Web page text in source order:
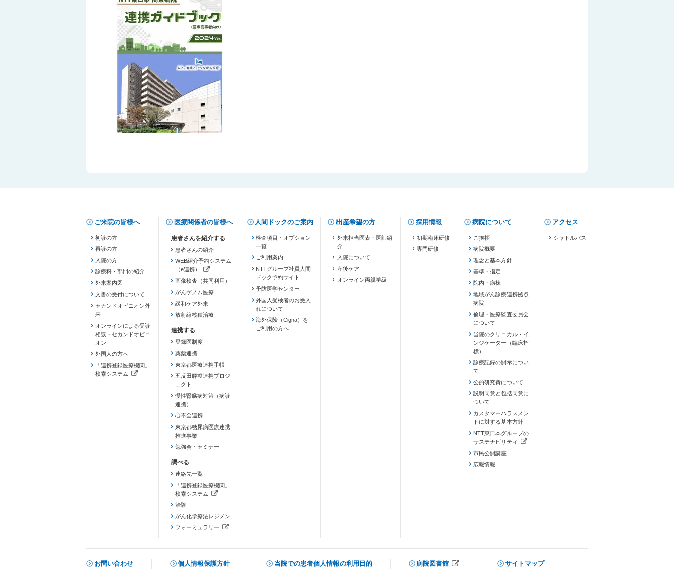
ご来院の皆様へ
初診の方
再診の方
入院の方
診療科・部門の紹介
外来案内図
文書の受付について
セカンドオピニオン外
来
オンラインによる受診
相談・セカンドオピニ
オン
外国人の方へ
「連携登録医療機関」
検索システム
医療関係者の皆様へ
患者さんの紹介
WEB紹介予約システム
（e連携）
（新しいタブで開きます）
画像検査（共同利用）
がんゲノム医療
緩和ケア外来
放射線核種治療
登録医制度
薬薬連携
東京都医療連携手帳
五反田膵癌連携プロジ
ェクト
慢性腎臓病対策（病診
連携）
心不全連携
東京都糖尿病医療連携
推進事業
勉強会・セミナー
連絡先一覧
「連携登録医療機関」
検索システム
（新しいタブで開きます）
治験
がん化学療法レジメン
フォーミュラリー
人間ドックのご案内
検査項目・オプション
一覧
ご利用案内
NTTグループ社員人間
ドック予約サイト
予防医学センター
外国人受検者のお受入
れについて
海外保険（Cigna）を
ご利用の方へ
出産希望の方
外来担当医表・医師紹
介
入院について
産後ケア
オンライン両親学級
採用情報
初期臨床研修
専門研修
病院について
ご挨拶
病院概要
理念と基本方針
基準・指定
院内・病棟
地域がん診療連携拠点
病院
倫理・医療監査委員会
について
当院のクリニカル・イ
ンジケーター（臨床指
標）
診療記録の開示につい
て
公的研究費について
説明同意と包括同意に
ついて
カスタマーハラスメン
トに対する基本方針
NTT東日本グループの
サステナビリティ
（新しいタブで開きます）
市民公開講座
広報情報
アクセス
シャトルバス
お問い合わせ 個人情報保護方針 当院での患者個人情報の利用目的
病院図書館
サイトマップ